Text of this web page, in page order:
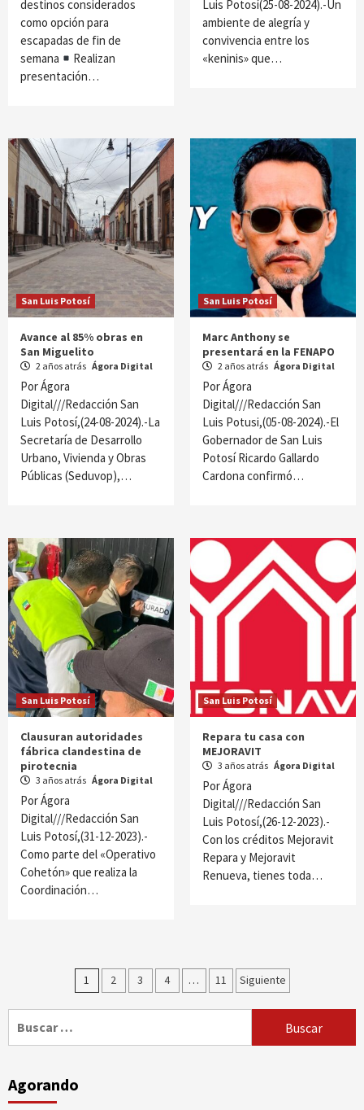
destinos considerados
como opción para
escapadas de fin de
semana
Realizan
presentación…
Luis Potosí(25-08-2024).-Un
ambiente de alegría y
convivencia entre los
«keninis» que…
San Luis Potosí
Avance al 85% obras en
San Miguelito
2 años atrás Ágora Digital
Por Ágora
Digital///Redacción San
Luis Potosí,(24-08-2024).-La
Secretaría de Desarrollo
Urbano, Vivienda y Obras
Públicas (Seduvop),…
San Luis Potosí
Marc Anthony se
presentará en la FENAPO
2 años atrás Ágora Digital
Por Ágora
Digital///Redacción San
Luis Potusi,(05-08-2024).-El
Gobernador de San Luis
Potosí Ricardo Gallardo
Cardona confirmó…
San Luis Potosí
Clausuran autoridades
fábrica clandestina de
pirotecnia
3 años atrás Ágora Digital
Por Ágora
Digital///Redacción San
Luis Potosí,(31-12-2023).-
Como parte del «Operativo
Cohetón» que realiza la
Coordinación…
San Luis Potosí
Repara tu casa con
MEJORAVIT
3 años atrás Ágora Digital
Por Ágora
Digital///Redacción San
Luis Potosí,(26-12-2023).-
Con los créditos Mejoravit
Repara y Mejoravit
Renueva, tienes toda…
Paginación
de
entradas
1 2 3 4 … 11 Siguiente
Agorando